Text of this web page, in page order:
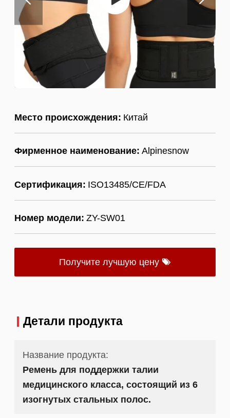
Место происхождения: Китай
Фирменное наименование: Alpinesnow
Сертификация: ISO13485/CE/FDA
Номер модели: ZY-SW01
Получите лучшую цену
Детали продукта
Название продукта:
Ремень для поддержки талии
медицинского класса, состоящий из 6
изогнутых стальных полос.